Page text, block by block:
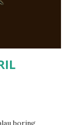
cerita pasal
boring